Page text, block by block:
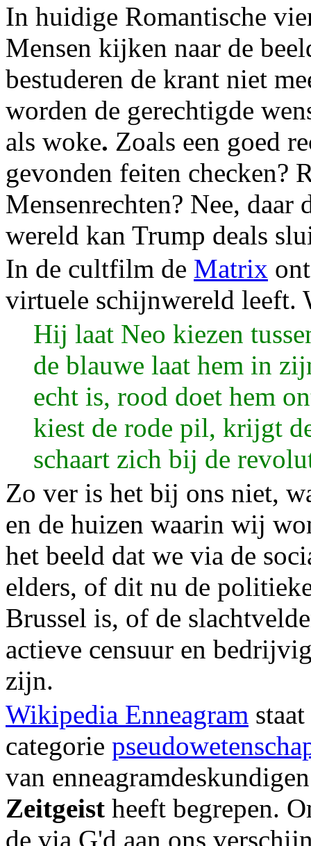
In huidige Romantische
Mensen kijken naar de
bestuderen de krant niet
worden de gerechtigde
als woke. Zoals een goed
gevonden feiten checken?
Mensenrechten? Nee,
wereld kan Trump deals
In de cultfilm de Matrix
virtuele schijnwereld leeft.
Hij laat Neo kiezen
de blauwe laat hem in
echt is, rood doet hem
kiest de rode pil, krijgt
schaart zich bij de
Zo ver is het bij ons niet,
en de huizen waarin wij
het beeld dat we via de
elders, of dit nu de
Brussel is, of de
actieve censuur en
zijn.
Wikipedia Enneagram
categorie
van
Zeitgeist heeft begrepen.
de via G'd aan ons